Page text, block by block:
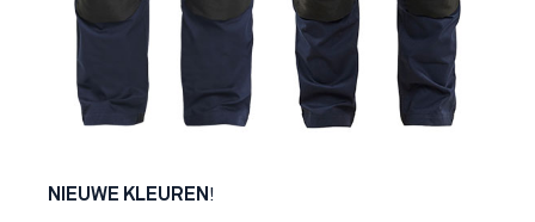
NIEUWE KLEUREN !